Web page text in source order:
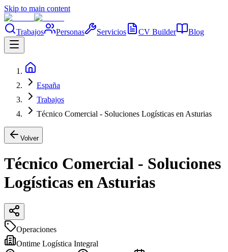
Skip to main content
Trabajos Personas Servicios CV Builder Blog
España
Trabajos
Técnico Comercial - Soluciones Logísticas en Asturias
Volver
Técnico Comercial - Soluciones
Logísticas en Asturias
Operaciones
Ontime Logística Integral